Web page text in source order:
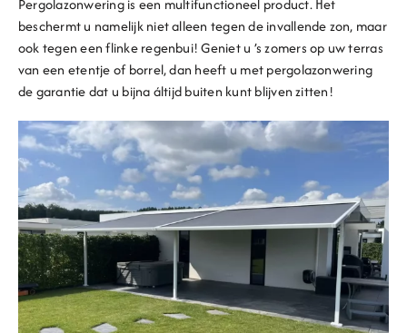
beschermt u namelijk niet alleen tegen de invallende zon, maar
ook tegen een flinke regenbui! Geniet u ’s zomers op uw terras
van een etentje of borrel, dan heeft u met pergolazonwering
de garantie dat u bijna áltijd buiten kunt blijven zitten!